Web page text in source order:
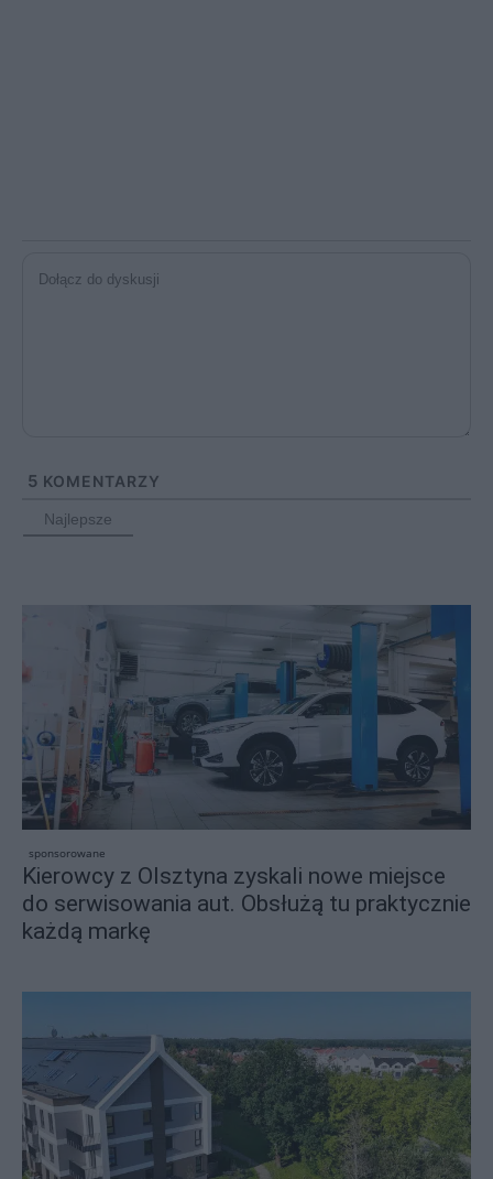
5 KOMENTARZY
Najlepsze
sponsorowane
Kierowcy z Olsztyna zyskali nowe miejsce
do serwisowania aut. Obsłużą tu praktycznie
każdą markę